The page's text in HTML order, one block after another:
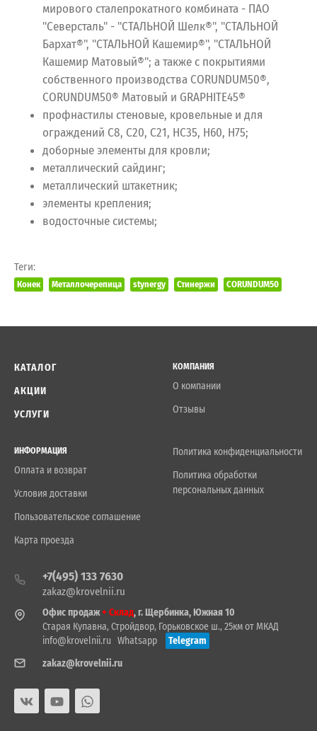
мирового сталепрокатного комбината - ПАО
"Северсталь" - "СТАЛЬНОЙ Шелк®", "СТАЛЬНОЙ
Бархат®", "СТАЛЬНОЙ Кашемир®", "СТАЛЬНОЙ
Кашемир Матовый®"; а также с покрытиями
собственного производства CORUNDUM50®,
CORUNDUM50® Матовый и GRAPHITE45®
профнастилы стеновые, кровельные и для
ограждений С8, С20, С21, НС35, Н60, Н75;
доборные элементы для кровли;
металлический сайдинг;
металлический штакетник;
элементы крепления;
водосточные системы;
Теги:
Конек Металлочерепица stynergy Стинержи CORUNDUM50
КАТАЛОГ
АКЦИИ
УСЛУГИ
КОМПАНИЯ
О компании
Отзывы
ИНФОРМАЦИЯ
Оплата и возврат
Условия доставки
Пользовательское соглашение
Карта проезда
Политика конфиденциальности
Политика обработки
персональных данных
+7(495) 133 7630
zakaz@krovelnii.ru
Офис продаж+ Склад, г. Щербинка, Южная 10
Старая Купавна, Стройдвор, Горьковское ш., 25км от МКАД
info@krovelnii.ru Whatsapp
Telegram
zakaz@krovelnii.ru